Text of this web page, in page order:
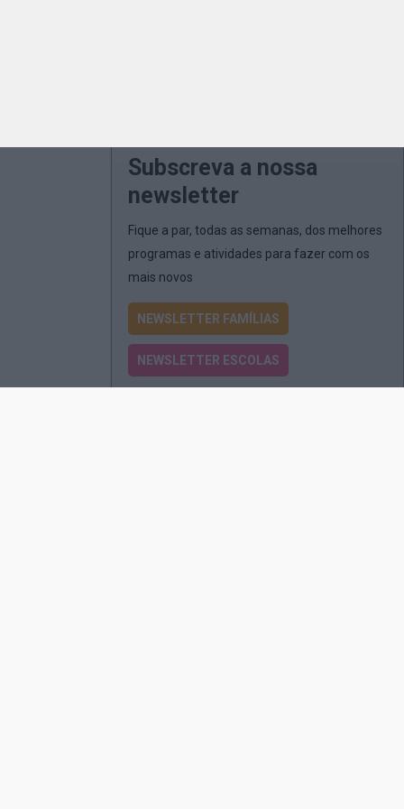
Subscreva a nossa
newsletter
Fique a par, todas as semanas, dos melhores
programas e atividades para fazer com os
mais novos
NEWSLETTER FAMÍLIAS
NEWSLETTER ESCOLAS